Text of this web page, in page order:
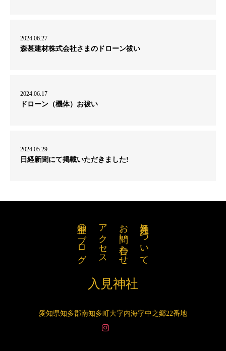
2024.06.27
森甚建材株式会社さまのドローン祓い
2024.06.17
ドローン（機体）お祓い
2024.05.29
日経新聞にて掲載いただきました!
入見神社について
お問い合わせ
アクセス
神主のブログ
入見神社
愛知県知多郡南知多町大字内海字中之郷22番地